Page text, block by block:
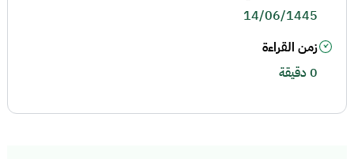
14/06/1445
زمن القراءة
0 دقيقة